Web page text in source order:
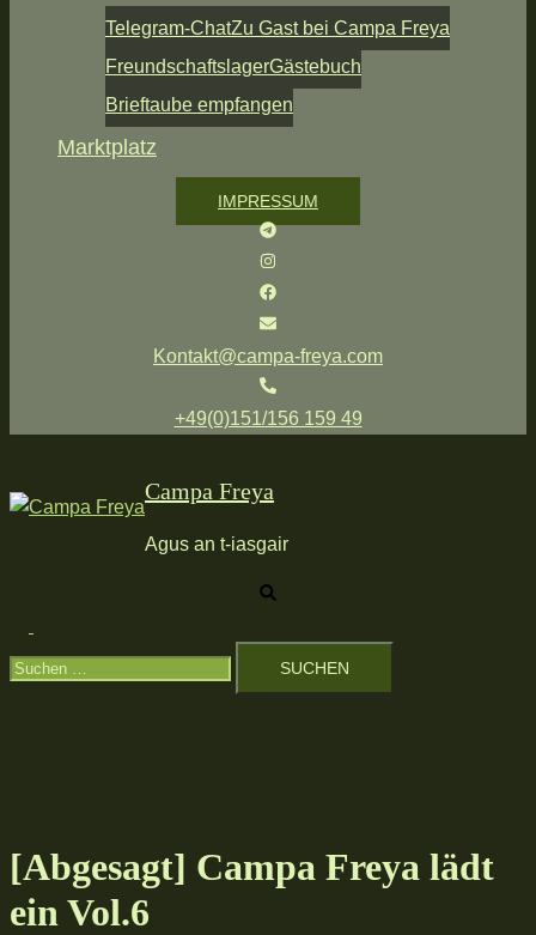
Telegram-ChatZu Gast bei Campa Freya
FreundschaftslagerGästebuch
Brieftaube empfangen
Marktplatz
IMPRESSUM
Kontakt@campa-freya.com
+49(0)151/156 159 49
Campa Freya
Agus an t-iasgair
umschalten
Suchen
nach:
[Abgesagt] Campa Freya lädt
ein Vol.6